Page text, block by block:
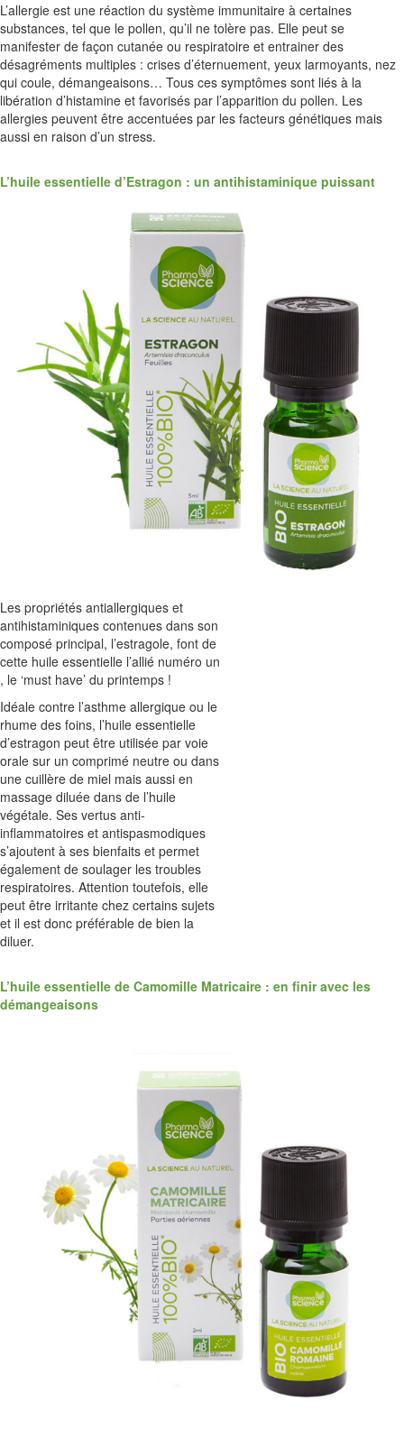
L’allergie est une réaction du système immunitaire à certaines
substances, tel que le pollen, qu’il ne tolère pas. Elle peut se
manifester de façon cutanée ou respiratoire et entrainer des
désagréments multiples : crises d’éternuement, yeux larmoyants, nez
qui coule, démangeaisons… Tous ces symptômes sont liés à la
libération d’histamine et favorisés par l’apparition du pollen. Les
allergies peuvent être accentuées par les facteurs génétiques mais
aussi en raison d’un stress.
L’huile essentielle d’Estragon : un antihistaminique puissant
Les propriétés antiallergiques et
antihistaminiques contenues dans son
composé principal, l’estragole, font de
cette huile essentielle l’allié numéro un
, le ‘must have’ du printemps !
Idéale contre l’asthme allergique ou le
rhume des foins, l’huile essentielle
d’estragon peut être utilisée par voie
orale sur un comprimé neutre ou dans
une cuillère de miel mais aussi en
massage diluée dans de l’huile
végétale. Ses vertus anti-
inflammatoires et antispasmodiques
s’ajoutent à ses bienfaits et permet
également de soulager les troubles
respiratoires. Attention toutefois, elle
peut être irritante chez certains sujets
et il est donc préférable de bien la
diluer.
L’huile essentielle de Camomille Matricaire : en finir avec les
démangeaisons